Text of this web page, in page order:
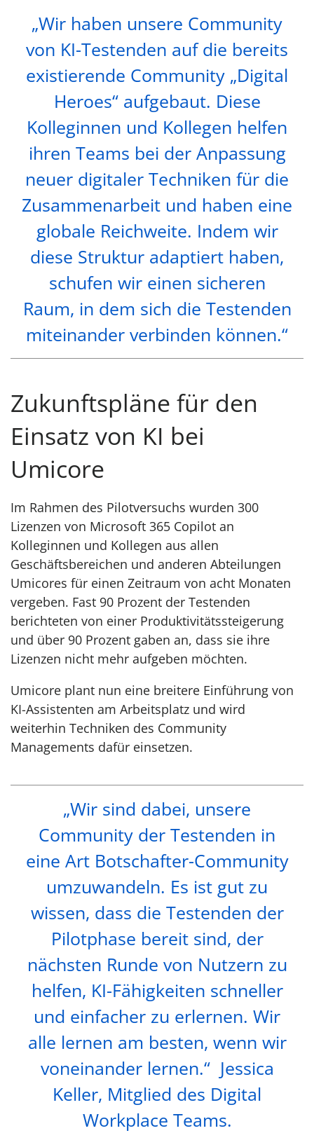
„Wir haben unsere Community
von KI-Testenden auf die bereits
existierende Community „Digital
Heroes“ aufgebaut. Diese
Kolleginnen und Kollegen helfen
ihren Teams bei der Anpassung
neuer digitaler Techniken für die
Zusammenarbeit und haben eine
globale Reichweite. Indem wir
diese Struktur adaptiert haben,
schufen wir einen sicheren
Raum, in dem sich die Testenden
miteinander verbinden können.“
Zukunftspläne für den
Einsatz von KI bei
Umicore
Im Rahmen des Pilotversuchs wurden 300
Lizenzen von Microsoft 365 Copilot an
Kolleginnen und Kollegen aus allen
Geschäftsbereichen und anderen Abteilungen
Umicores für einen Zeitraum von acht Monaten
vergeben. Fast 90 Prozent der Testenden
berichteten von einer Produktivitätssteigerung
und über 90 Prozent gaben an, dass sie ihre
Lizenzen nicht mehr aufgeben möchten.
Umicore plant nun eine breitere Einführung von
KI-Assistenten am Arbeitsplatz und wird
weiterhin Techniken des Community
Managements dafür einsetzen.
„Wir sind dabei, unsere
Community der Testenden in
eine Art Botschafter-Community
umzuwandeln. Es ist gut zu
wissen, dass die Testenden der
Pilotphase bereit sind, der
nächsten Runde von Nutzern zu
helfen, KI-Fähigkeiten schneller
und einfacher zu erlernen. Wir
alle lernen am besten, wenn wir
voneinander lernen.“ Jessica
Keller, Mitglied des Digital
Workplace Teams.